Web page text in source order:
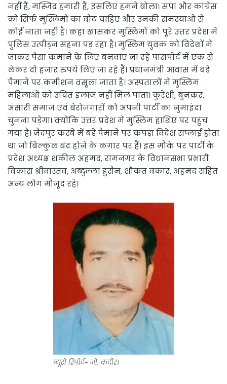
नहीं हैं, मस्जिद हमारी है, इसलिए हमने बोला। सपा और कांग्रेस
को सिर्फ मुस्लिमों का वोट चाहिए और उनकी समस्याओं से
कोई नाता नहीं है। कहा खासकर मुस्लिमों को पूरे उत्तर प्रदेश में
पुलिस उत्पीड़न सहना पड़ रहा है। मुस्लिम युवक को विदेशों में
जाकर पैसा कमाने के लिए बनवाए जा रहे पासपोर्ट में एक से
लेकर दो हजार रुपये लिए जा रहे हैं। प्रधानमंत्री आवास में बड़े
पैमाने पर कमीशन वसूला जाता है। अस्पतालों में मुस्लिम
महिलाओं को उचित इलाज नहीं मिल पाता। कुरेशी, बुनकर,
अंसारी समाज एवं बेरोजगारों को अपनी पार्टी का नुमाइंदा
चुनना पड़ेगा। क्योंकि उत्तर प्रदेश में मुस्लिम हाशिए पर पहुंच
गया है। जैदपुर कस्बे में बड़े पैमाने पर कपड़ा विदेश सप्लाई होता
था जो बिल्कुल बंद होने के कगार पर हैं। इस मौके पर पार्टी के
प्रदेश अध्यक्ष शकील अहमद, रामनगर के विधानसभा प्रभारी
विकास श्रीवास्तव, अब्दुल्ला हुसैन, शौकत वकार, अहमद सहित
अन्य लोग मौजूद रहे।
ब्यूरो रिपोर्ट- मो. कदीर।